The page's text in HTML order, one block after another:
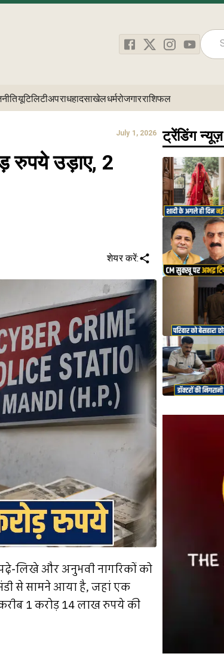
यूटिलिटीअपराधहादसाखेलधर्मरोजगारराशिफल
July 1, 2026
रुपये उड़ाए, 2
शेयर करें:
लिखे और अनुभवी नागरिकों को
से सामने आया है, जहां एक
1 करोड़ 14 लाख रुपये की
ट्रेंडिंग न्यूज़